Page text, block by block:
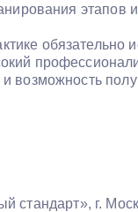
этапов и
обязательно
возможность
стандарт», г.